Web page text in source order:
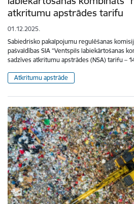
atkritumu apstrādes tarifu
01.12.2025.
Sabiedrisko pakalpojumu regulēšanas
pašvaldības SIA “Ventspils labiekārtošanas
sadzīves atkritumu apstrādes (NSA) tarifu –
Atkritumu apstrāde